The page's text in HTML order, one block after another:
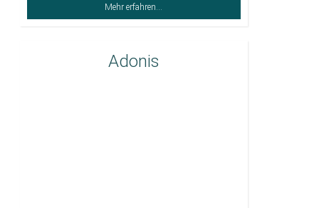
Mehr erfahren...
Adonis